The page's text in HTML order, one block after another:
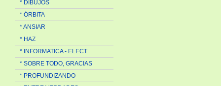
* DIBUJOS
* ÓRBITA
* ANSIAR
* HAZ
* INFORMATICA - ELECT
* SOBRE TODO, GRACIAS
* PROFUNDIZANDO